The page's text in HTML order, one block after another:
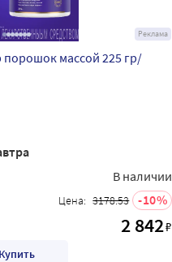
Реклама
порошок массой 225 гр/
В наличии
Цена: 3178.53 10
2 842₽
Купить